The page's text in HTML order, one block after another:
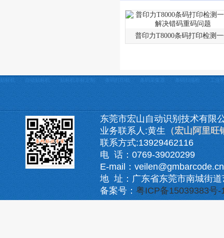
普印力T8000条码打印检测
贴标机 自动贴标机 贴标机非标定制 条码打印机 条码采集器 条码扫描枪 工业
东莞市宏山自动识别技术有限
业务联系人:黄生 （宏山阿里旺
联系方式:13929462116
电 话：0769-39020299
E-mail：veilen@gmbarcode.cn
地 址：广东省东莞市南城街
备案号： 粤ICP备15039383号-